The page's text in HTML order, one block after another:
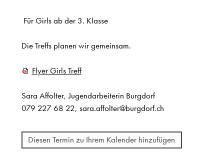
Für Girls ab der 3. Klasse
Die Treffs planen wir gemeinsam.
Flyer Girls Treff
Sara Affolter, Jugendarbeiterin Burgdorf
079 227 68 22, sara.affolter@burgdorf.ch
Diesen Termin zu Ihrem Kalender hinzufügen